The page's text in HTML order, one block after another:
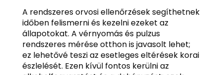
A rendszeres orvosi ellenőrzések segíthetnek
időben felismerni és kezelni ezeket az
állapotokat. A vérnyomás és pulzus
rendszeres mérése otthon is javasolt lehet;
ez lehetővé teszi az esetleges eltérések korai
észlelését. Ezen kívül fontos kerülni az